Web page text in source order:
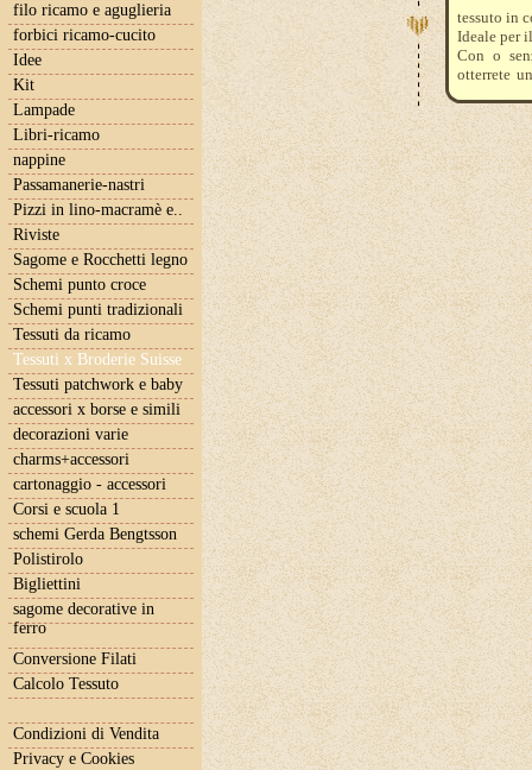
filo ricamo e aguglieria
forbici ricamo-cucito
Idee
Kit
Lampade
Libri-ricamo
nappine
Passamanerie-nastri
Pizzi in lino-macramè e..
Riviste
Sagome e Rocchetti legno
Schemi punto croce
Schemi punti tradizionali
Tessuti da ricamo
Tessuti x Broderie Suisse
Tessuti patchwork e baby
accessori x borse e simili
decorazioni varie
charms+accessori
cartonaggio - accessori
Corsi e scuola 1
schemi Gerda Bengtsson
Polistirolo
Bigliettini
sagome decorative in
ferro
Conversione Filati
Calcolo Tessuto
Condizioni di Vendita
Privacy e Cookies
tessuto in
Ideale per
Con o
otterrete
Il prezzo
l'ordine,